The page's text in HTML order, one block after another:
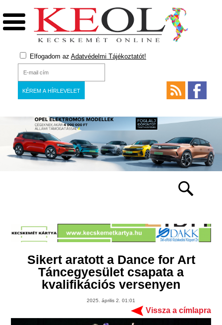
Elfogadom az Adatvédelmi Tájékoztatót!
Sikert aratott a Dance for Art
Táncegyesület csapata a
kvalifikációs versenyen
2025. április 2. 01:01
Vissza a címlapra